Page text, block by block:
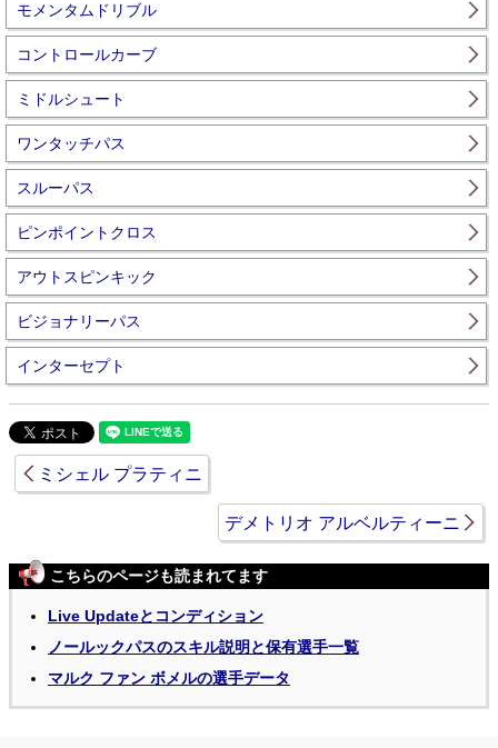
モメンタムドリブル
コントロールカーブ
ミドルシュート
ワンタッチパス
スルーパス
ピンポイントクロス
アウトスピンキック
ビジョナリーパス
インターセプト
ミシェル プラティニ
デメトリオ アルベルティーニ
こちらのページも読まれてます
Live Updateとコンディション
ノールックパスのスキル説明と保有選手一覧
マルク ファン ボメルの選手データ